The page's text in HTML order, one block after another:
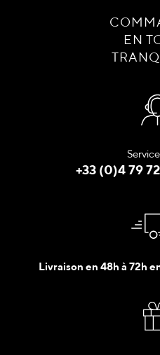
EN
+33 (0)4 79
Livraison en 48h à 72h